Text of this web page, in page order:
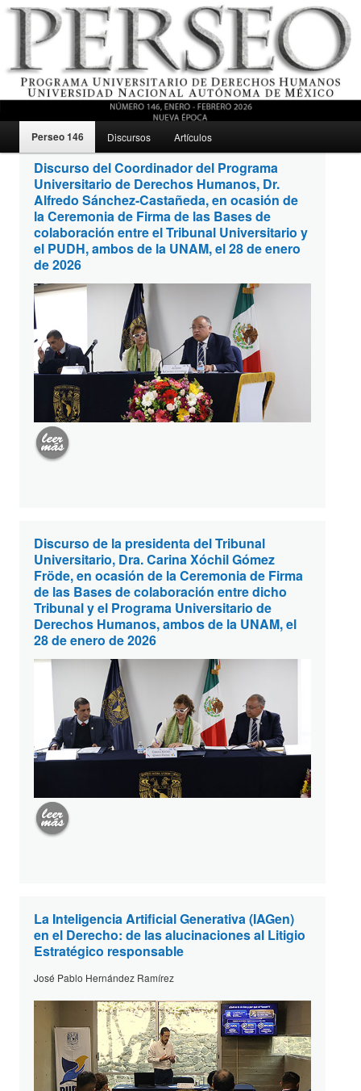
Perseo – PUDH UNAM
Menú principal
Ir al contenido secundario
Perseo 146 Discursos Artículos
Perseo 146
Discurso del Coordinador del Programa
Universitario de Derechos Humanos, Dr.
Alfredo Sánchez-Castañeda, en ocasión de
la Ceremonia de Firma de las Bases de
colaboración entre el Tribunal Universitario y
el PUDH, ambos de la UNAM, el 28 de enero
de 2026
Discurso de la presidenta del Tribunal
Universitario, Dra. Carina Xóchil Gómez
Fröde, en ocasión de la Ceremonia de Firma
de las Bases de colaboración entre dicho
Tribunal y el Programa Universitario de
Derechos Humanos, ambos de la UNAM, el
28 de enero de 2026
La Inteligencia Artificial Generativa (IAGen)
en el Derecho: de las alucinaciones al Litigio
Estratégico responsable
José Pablo Hernández Ramírez